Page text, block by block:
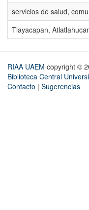
servicios de salud,
Tlayacapan,
RIAA UAEM copyright ©
Biblioteca Central
Contacto | Sugerencias